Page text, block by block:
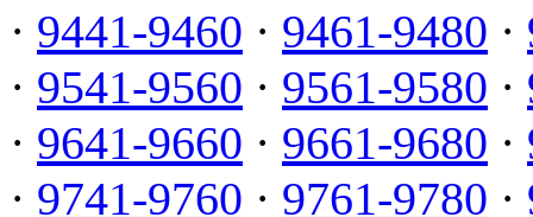
· 9441-9460 · 9461-9480 ·
· 9541-9560 · 9561-9580 ·
· 9641-9660 · 9661-9680 ·
· 9741-9760 · 9761-9780 ·